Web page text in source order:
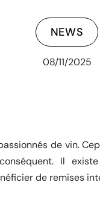
NEWS
08/11/2025
de vin.
Il
de remises